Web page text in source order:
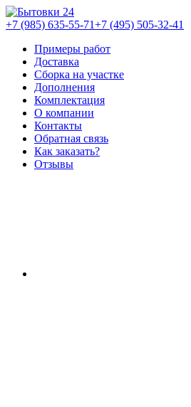
+7 (985) 635-55-71+7 (495) 505-32-41
Примеры работ
Доставка
Сборка на участке
Дополнения
Комплектация
О компании
Контакты
Обратная связь
Как заказать?
Отзывы